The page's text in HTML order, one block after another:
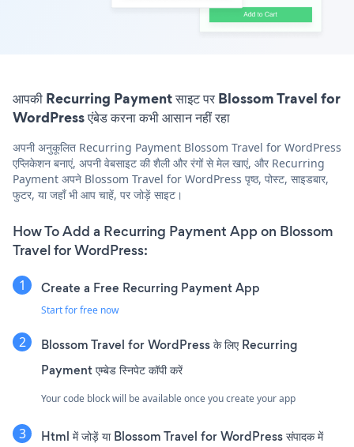
आपकी Recurring Payment साइट पर Blossom Travel for
WordPress एंबेड करना कभी आसान नहीं रहा
अपनी अनुकूलित Recurring Payment Blossom Travel for WordPress
एप्लिकेशन बनाएं, अपनी वेबसाइट की शैली और रंगों से मेल खाएं, और Recurring
Payment अपने Blossom Travel for WordPress पृष्ठ, पोस्ट, साइडबार,
फुटर, या जहाँ भी आप चाहें, पर जोड़ें साइट।
How To Add a Recurring Payment App on Blossom
Travel for WordPress:
Create a Free Recurring Payment App
Start for free now
Blossom Travel for WordPress के लिए Recurring
Payment एम्बेड स्निपेट कॉपी करें
Your code block will be available once you create your app
Html में जोड़ें या Blossom Travel for WordPress संपादक में